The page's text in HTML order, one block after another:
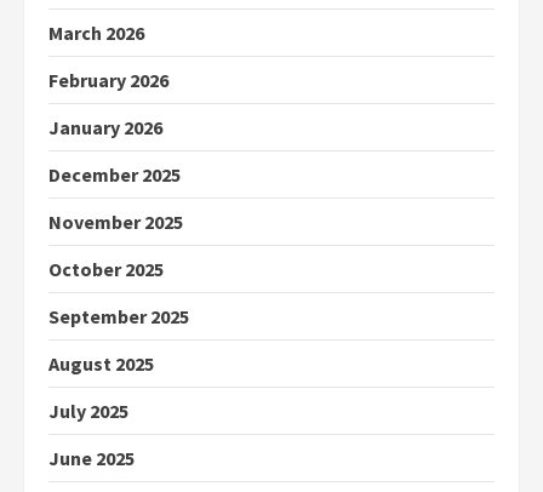
March 2026
February 2026
January 2026
December 2025
November 2025
October 2025
September 2025
August 2025
July 2025
June 2025